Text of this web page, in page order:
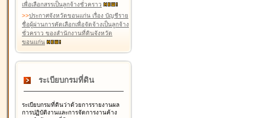
เพื่อเลือกสรรเป็นลูกจ้างชั่วคราว
>>ประกาศจังหวัดขอนแก่น เรื่อง บัญชีราย
ชื่อผู้ผ่านการคัดเลือกเพื่อจัดจ้างเป็นลูกจ้าง
ชั่วคราว ของสำนักงานที่ดินจังหวัด
ขอนแก่น
ระเบียบกรมที่ดิน
ระเบียบกรมที่ดินว่าด้วยการรายงานผล
การปฏิบัติงานและการจัดการงานค้าง